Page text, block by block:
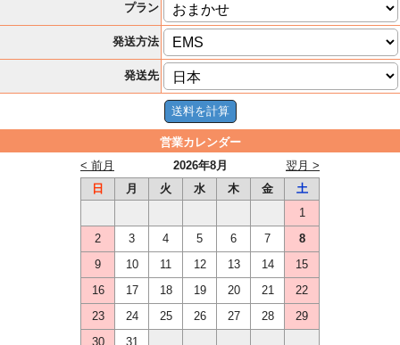
プラン
発送方法
発送先
営業カレンダー
2026年8月
< 前月
翌月 >
日
月 火 水 木 金
土
1
2
3 4 5 6 7
8
9
10 11 12 13 14
15
16
17 18 19 20 21
22
23
24 25 26 27 28
29
30
31